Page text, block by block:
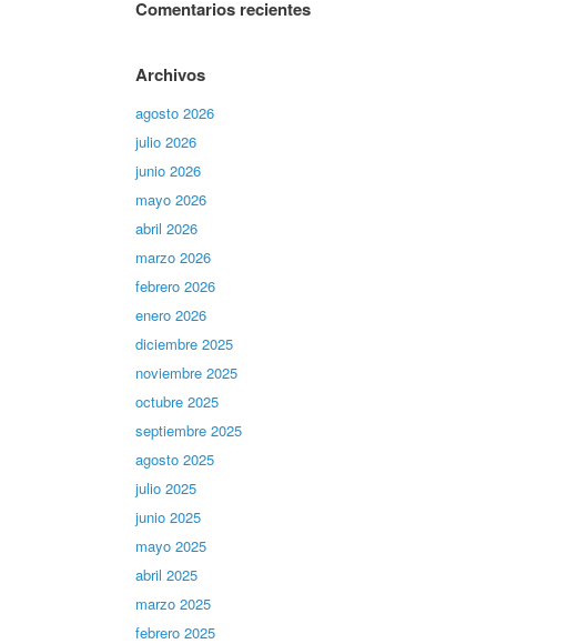
Comentarios recientes
Archivos
agosto 2026
julio 2026
junio 2026
mayo 2026
abril 2026
marzo 2026
febrero 2026
enero 2026
diciembre 2025
noviembre 2025
octubre 2025
septiembre 2025
agosto 2025
julio 2025
junio 2025
mayo 2025
abril 2025
marzo 2025
febrero 2025